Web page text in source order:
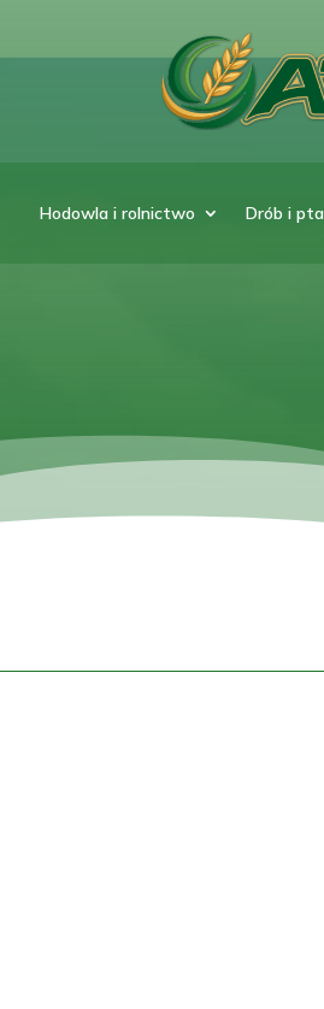
Hodowla i rolnictwo Drób i